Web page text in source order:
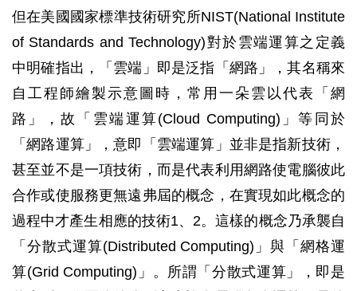
但在美國國家標準技術研究所NIST(National Institute
of Standards and Technology)對於雲端運算之定義
中明確指出，「雲端」即是泛指「網路」，其名稱來
自工程師繪製示意圖時，常用一朵雲以代表「網
路」，故「雲端運算(Cloud Computing)」等同於
「網路運算」，意即「雲端運算」並非是指新技術，
甚至並不是一項技術，而是代表利用網路使電腦彼此
合作或使服務更無遠弗屆的概念，在實現如此概念的
過程中才產生相應的技術1、2。這樣的概念乃承襲自
「分散式運算(Distributed Computing)」與「網格運
算(Grid Computing)」。所謂「分散式運算」，即是